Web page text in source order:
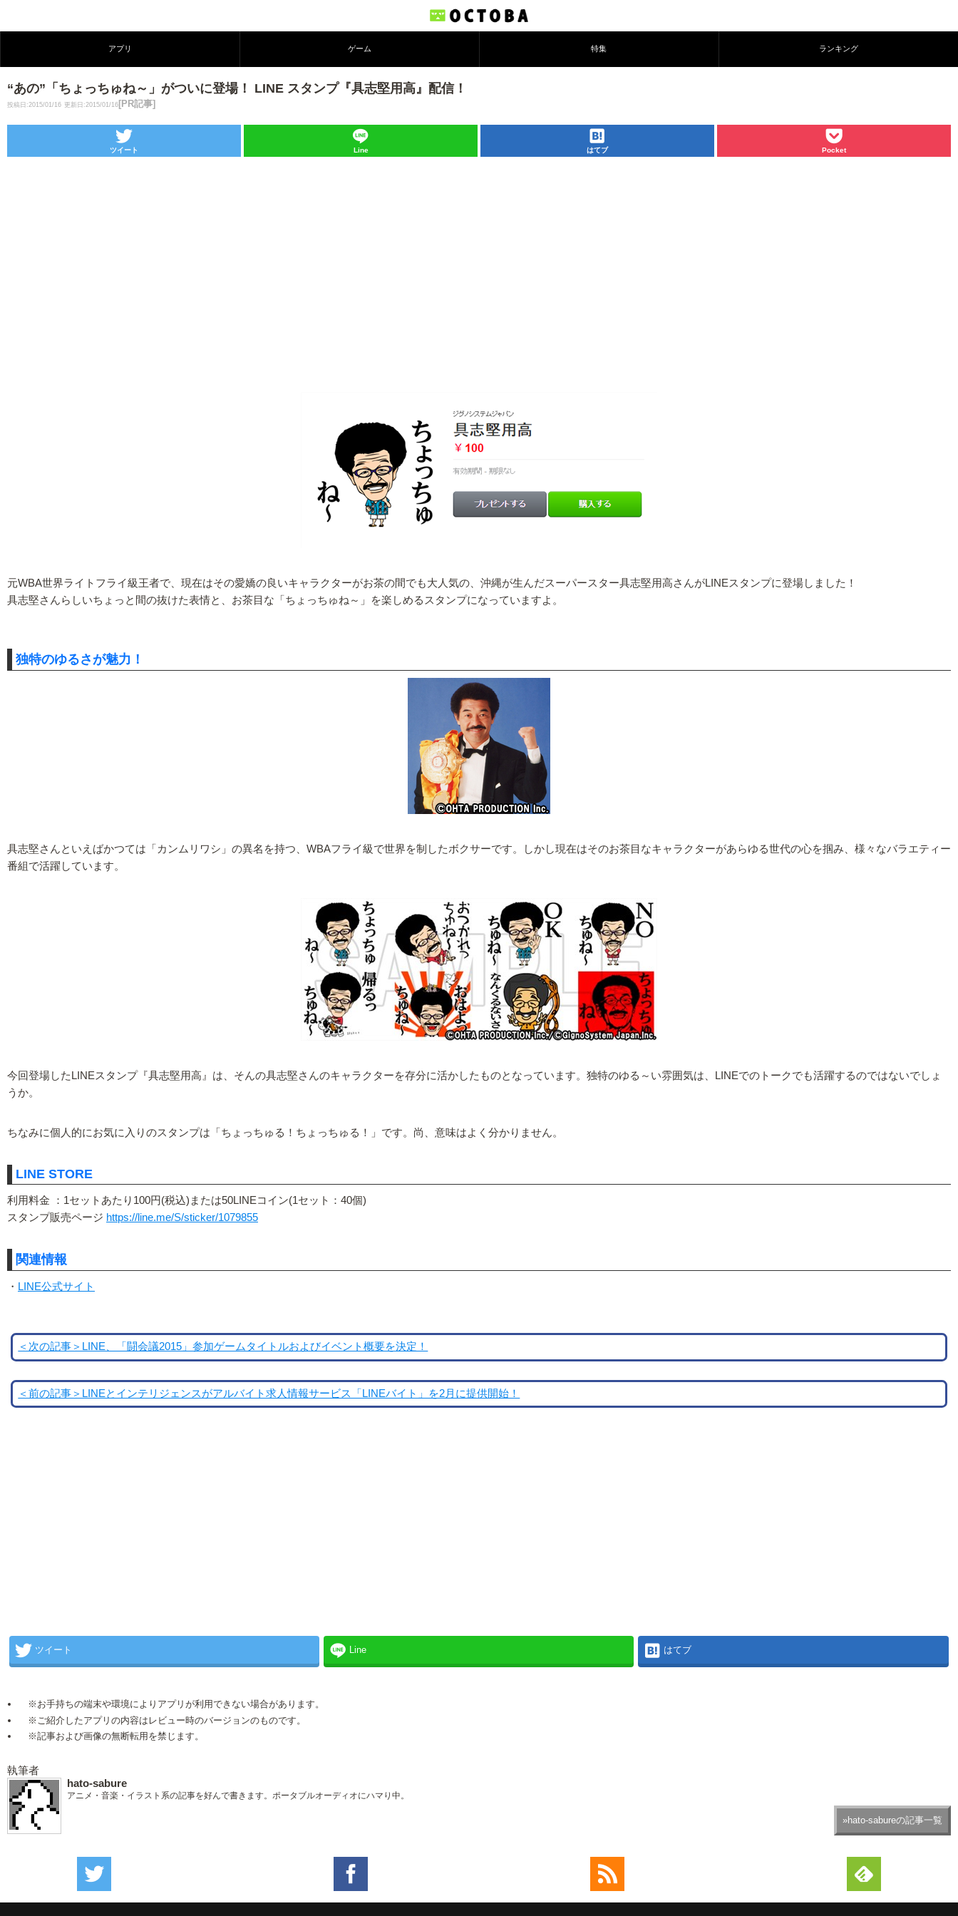
アプリ ゲーム 特集 ランキング
“あの”「ちょっちゅね～」がついに登場！ LINE スタンプ『具志堅用高』配信！
投稿日:2015/01/16 更新日:2015/01/16 [PR記事]
ツイート Line はてブ Pocket
元WBA世界ライトフライ級王者で、現在はその愛嬌の良いキャラクターがお茶の間でも大人気の、沖縄が生んだスーパースター具志堅用高さんがLINEスタンプに登場しました！
具志堅さんらしいちょっと間の抜けた表情と、お茶目な「ちょっちゅね～」を楽しめるスタンプになっていますよ。
独特のゆるさが魅力！
具志堅さんといえばかつては「カンムリワシ」の異名を持つ、WBAフライ級で世界を制したボクサーです。しかし現在はそのお茶目なキャラクターがあらゆる世代の心を掴み、様々なバラエティー
番組で活躍しています。
今回登場したLINEスタンプ『具志堅用高』は、そんの具志堅さんのキャラクターを存分に活かしたものとなっています。独特のゆる～い雰囲気は、LINEでのトークでも活躍するのではないでしょ
うか。
ちなみに個人的にお気に入りのスタンプは「ちょっちゅる！ちょっちゅる！」です。尚、意味はよく分かりません。
LINE STORE
利用料金 ：1セットあたり100円(税込)または50LINEコイン(1セット：40個)
スタンプ販売ページ https://line.me/S/sticker/1079855
関連情報
・ LINE公式サイト
＜次の記事＞LINE、「闘会議2015」参加ゲームタイトルおよびイベント概要を決定！
＜前の記事＞LINEとインテリジェンスがアルバイト求人情報サービス「LINEバイト」を2月に提供開始！
ツイート Line はてブ
※お手持ちの端末や環境によりアプリが利用できない場合があります。
※ご紹介したアプリの内容はレビュー時のバージョンのものです。
※記事および画像の無断転用を禁じます。
執筆者
hato-sabure
アニメ・音楽・イラスト系の記事を好んで書きます。ポータブルオーディオにハマり中。
»hato-sabureの記事一覧